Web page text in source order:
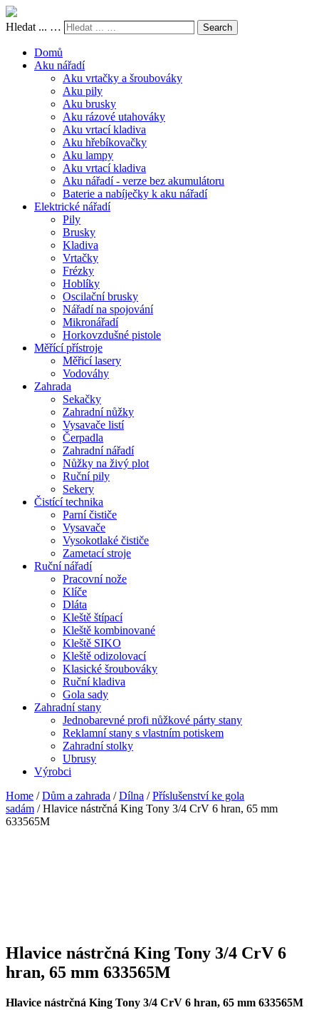
Hledat ... … Search
Domů
Aku nářadí
Aku vrtačky a šroubováky
Aku pily
Aku brusky
Aku rázové utahováky
Aku vrtací kladiva
Aku hřebíkovačky
Aku lampy
Aku vrtací kladiva
Aku nářadí - verze bez akumulátoru
Baterie a nabíječky k aku nářadí
Elektrické nářadí
Pily
Brusky
Kladiva
Vrtačky
Frézky
Hoblíky
Oscilační brusky
Nářadí na spojování
Mikronářadí
Horkovzdušné pistole
Měřící přístroje
Měřicí lasery
Vodováhy
Zahrada
Sekačky
Zahradní nůžky
Vysavače listí
Čerpadla
Zahradní nářadí
Nůžky na živý plot
Ruční pily
Sekery
Čistící technika
Parní čističe
Vysavače
Vysokotlaké čističe
Zametací stroje
Ruční nářadí
Pracovní nože
Klíče
Dláta
Kleště štípací
Kleště kombinované
Kleště SIKO
Kleště odizolovací
Klasické šroubováky
Ruční kladiva
Gola sady
Zahradní stany
Jednobarevné profi nůžkové párty stany
Reklamní stany s vlastním potiskem
Zahradní stolky
Ubrusy
Výrobci
Home /Dům a zahrada /Dílna /Příslušenství ke gola
sadám / Hlavice nástrčná King Tony 3/4 CrV 6 hran, 65 mm
633565M
Hlavice nástrčná King Tony 3/4 CrV 6
hran, 65 mm 633565M
Hlavice nástrčná King Tony 3/4 CrV 6 hran, 65 mm 633565M